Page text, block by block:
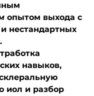
опытом выхода с
нестандартных
навыков,
иол и разбор